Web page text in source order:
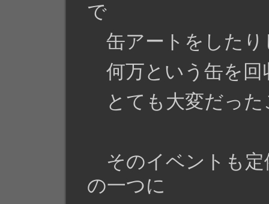
で
缶アートをしたり
何万という缶を回
とても大変だった
そのイベントも定
の一つに